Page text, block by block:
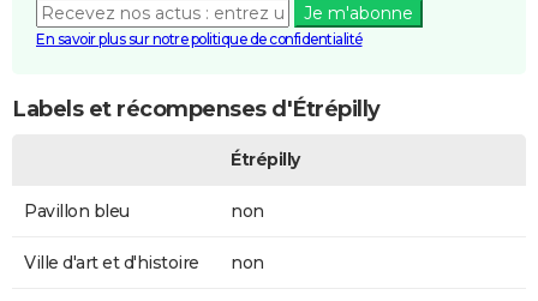
Je m'abonne
En savoir plus sur notre politique de confidentialité
Labels et récompenses d'Étrépilly
Étrépilly
Pavillon bleu non
Ville d'art et d'histoire non